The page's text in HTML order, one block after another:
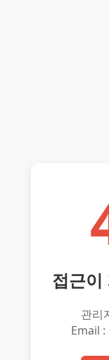
접근이
관리
Email